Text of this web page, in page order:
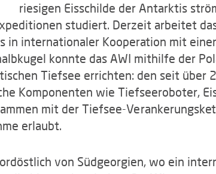
riesigen Eisschilde der Antarktis
studiert. Derzeit arbeitet
in internationaler Kooperation mit
konnte das AWI mithilfe der
Tiefsee errichten: den seit über
Komponenten wie Tiefseeroboter,
mit der Tiefsee-
erlaubt.
von Südgeorgien, wo ein